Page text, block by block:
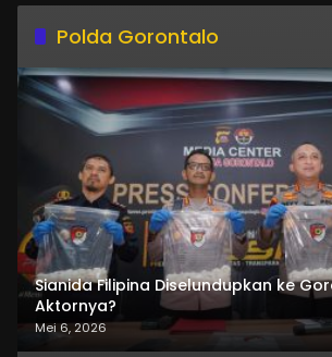
Polda Gorontalo
Sianida Filipina Diselundupkan ke
Aktornya?
Mei 6, 2026